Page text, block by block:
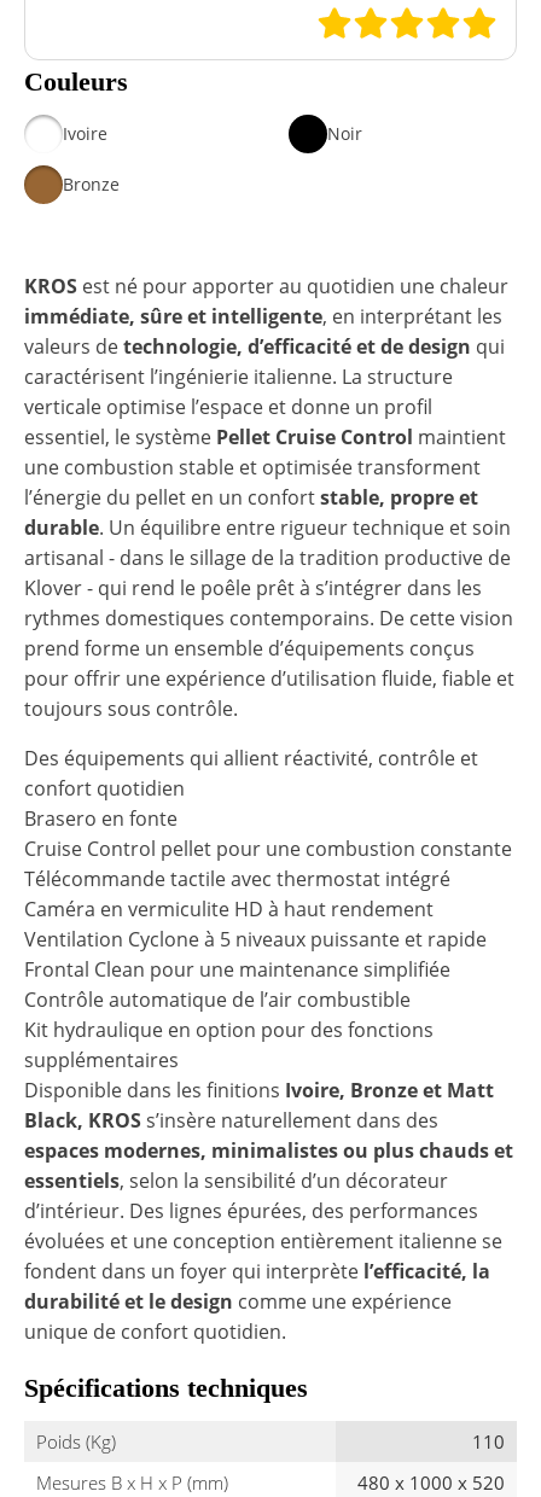
Couleurs
Ivoire Noir
Bronze
KROS est né pour apporter au quotidien une chaleur
immédiate, sûre et intelligente, en interprétant les
valeurs detechnologie, d’efficacité et de design qui
caractérisent l’ingénierie italienne. La structure
verticale optimise l’espace et donne un profil
essentiel, le système Pellet Cruise Control maintient
une combustion stable et optimisée transforment
l’énergie du pellet en un confortstable, propre et
durable. Un équilibre entre rigueur technique et soin
artisanal - dans le sillage de la tradition productive de
Klover - qui rend le poêle prêt à s’intégrer dans les
rythmes domestiques contemporains. De cette vision
prend forme un ensemble d’équipements conçus
pour offrir une expérience d’utilisation fluide, fiable et
toujours sous contrôle.
Des équipements qui allient réactivité, contrôle et
confort quotidien
Brasero en fonte
Cruise Control pellet pour une combustion constante
Télécommande tactile avec thermostat intégré
Caméra en vermiculite HD à haut rendement
Ventilation Cyclone à 5 niveaux puissante et rapide
Frontal Clean pour une maintenance simplifiée
Contrôle automatique de l’air combustible
Kit hydraulique en option pour des fonctions
supplémentaires
Disponible dans les finitions Ivoire, Bronze et Matt
Black, KROSs’insère naturellement dans des
espaces modernes, minimalistes ou plus chauds et
essentiels, selon la sensibilité d’un décorateur
d’intérieur. Des lignes épurées, des performances
évoluées et une conception entièrement italienne se
fondent dans un foyer qui interprète l’efficacité, la
durabilité et le design comme une expérience
unique de confort quotidien.
Spécifications techniques
Poids (Kg)
110
Mesures B x H x P (mm)
480 x 1000 x 520